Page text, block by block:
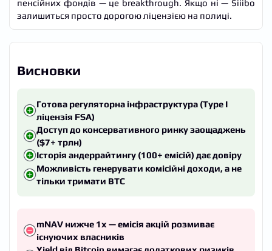
пенсійних фондів — це breakthrough. Якщо ні — Siiibo
залишиться просто дорогою ліцензією на полиці.
Висновки
Готова регуляторна інфраструктура (Type I
ліцензія FSA)
Доступ до консервативного ринку заощаджень
($7+ трлн)
Історія андеррайтингу (100+ емісій) дає довіру
Можливість генерувати комісійні доходи, а не
тільки тримати BTC
mNAV нижче 1x — емісія акцій розмиває
існуючих власників